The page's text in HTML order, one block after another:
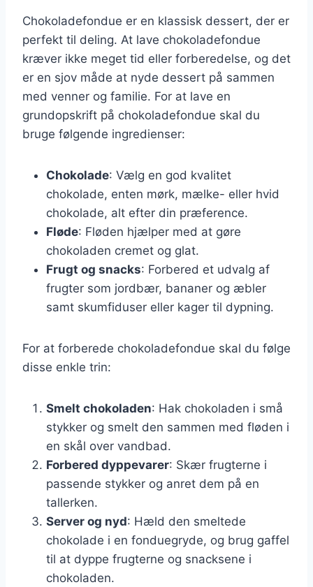
Chokoladefondue er en klassisk dessert, der er
perfekt til deling. At lave chokoladefondue
kræver ikke meget tid eller forberedelse, og det
er en sjov måde at nyde dessert på sammen
med venner og familie. For at lave en
grundopskrift på chokoladefondue skal du
bruge følgende ingredienser:
Chokolade: Vælg en god kvalitet
chokolade, enten mørk, mælke- eller hvid
chokolade, alt efter din præference.
Fløde: Fløden hjælper med at gøre
chokoladen cremet og glat.
Frugt og snacks: Forbered et udvalg af
frugter som jordbær, bananer og æbler
samt skumfiduser eller kager til dypning.
For at forberede chokoladefondue skal du følge
disse enkle trin:
Smelt chokoladen: Hak chokoladen i små
stykker og smelt den sammen med fløden i
en skål over vandbad.
Forbered dyppevarer: Skær frugterne i
passende stykker og anret dem på en
tallerken.
Server og nyd: Hæld den smeltede
chokolade i en fonduegryde, og brug gaffel
til at dyppe frugterne og snacksene i
chokoladen.